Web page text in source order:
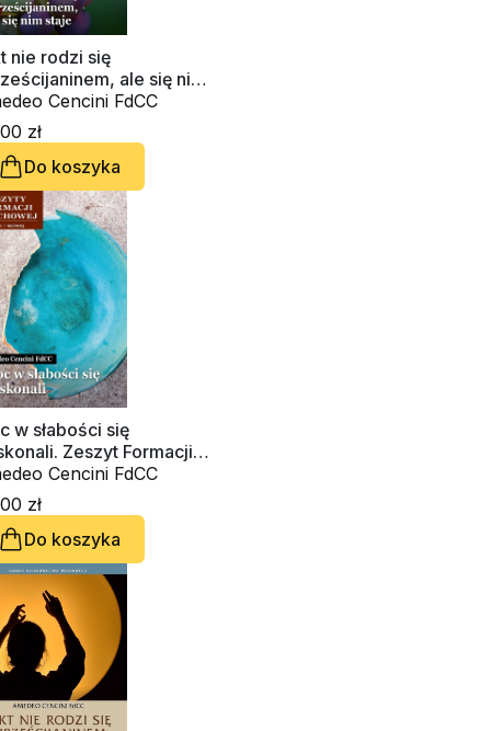
nie rodzi się
ale się nim
Zeszyt Formacji
nr 103
Cencini FdCC
zł
Do koszyka
w słabości się
Zeszyt Formacji
nr 99
Cencini FdCC
zł
Do koszyka